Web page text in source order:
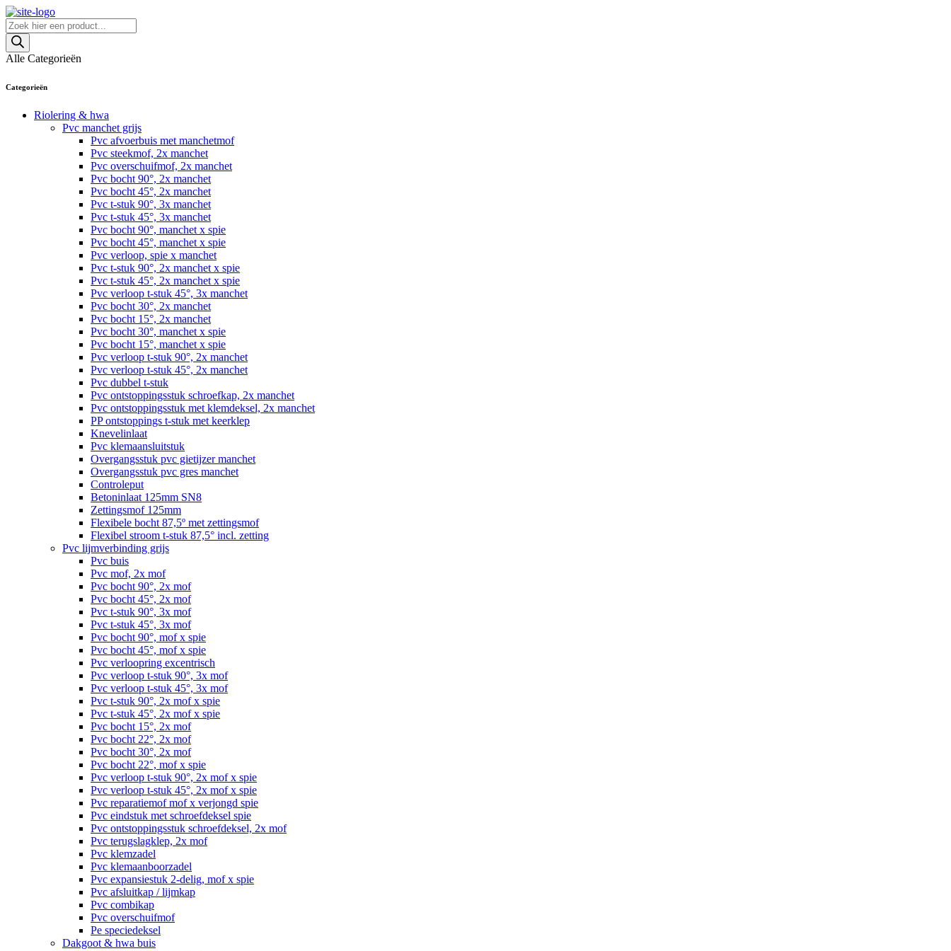
Skip
to
content
Producten
zoeken
Alle Categorieën
Categorieën
Riolering & hwa
Pvc manchet grijs
Pvc afvoerbuis met manchetmof
Pvc steekmof, 2x manchet
Pvc overschuifmof, 2x manchet
Pvc bocht 90°, 2x manchet
Pvc bocht 45°, 2x manchet
Pvc t-stuk 90°, 3x manchet
Pvc t-stuk 45°, 3x manchet
Pvc bocht 90°, manchet x spie
Pvc bocht 45°, manchet x spie
Pvc verloop, spie x manchet
Pvc t-stuk 90°, 2x manchet x spie
Pvc t-stuk 45°, 2x manchet x spie
Pvc verloop t-stuk 45°, 3x manchet
Pvc bocht 30°, 2x manchet
Pvc bocht 15°, 2x manchet
Pvc bocht 30°, manchet x spie
Pvc bocht 15°, manchet x spie
Pvc verloop t-stuk 90°, 2x manchet
Pvc verloop t-stuk 45°, 2x manchet
Pvc dubbel t-stuk
Pvc ontstoppingsstuk schroefkap, 2x manchet
Pvc ontstoppingsstuk met klemdeksel, 2x manchet
PP ontstoppings t-stuk met keerklep
Knevelinlaat
Pvc klemaansluitstuk
Overgangsstuk pvc gietijzer manchet
Overgangsstuk pvc gres manchet
Controleput
Betoninlaat 125mm SN8
Zettingsmof 125mm
Flexibele bocht 87,5º met zettingsmof
Flexibel stroom t-stuk 87,5° incl. zetting
Pvc lijmverbinding grijs
Pvc buis
Pvc mof, 2x mof
Pvc bocht 90°, 2x mof
Pvc bocht 45°, 2x mof
Pvc t-stuk 90°, 3x mof
Pvc t-stuk 45°, 3x mof
Pvc bocht 90°, mof x spie
Pvc bocht 45°, mof x spie
Pvc verloopring excentrisch
Pvc verloop t-stuk 90°, 3x mof
Pvc verloop t-stuk 45°, 3x mof
Pvc t-stuk 90°, 2x mof x spie
Pvc t-stuk 45°, 2x mof x spie
Pvc bocht 15°, 2x mof
Pvc bocht 22°, 2x mof
Pvc bocht 30°, 2x mof
Pvc bocht 22°, mof x spie
Pvc verloop t-stuk 90°, 2x mof x spie
Pvc verloop t-stuk 45°, 2x mof x spie
Pvc reparatiemof mof x verjongd spie
Pvc eindstuk met schroefdeksel spie
Pvc ontstoppingsstuk schroefdeksel, 2x mof
Pvc terugslagklep, 2x mof
Pvc klemzadel
Pvc klemaanboorzadel
Pvc expansiestuk 2-delig, mof x spie
Pvc afsluitkap / lijmkap
Pvc combikap
Pvc overschuifmof
Pe speciedeksel
Dakgoot & hwa buis